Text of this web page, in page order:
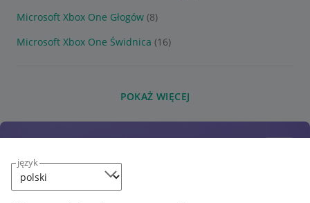
język
Microsoft Xbox One Głogów (8)
Microsoft Xbox One Świdnica (16)
POKAŻ WIĘCEJ